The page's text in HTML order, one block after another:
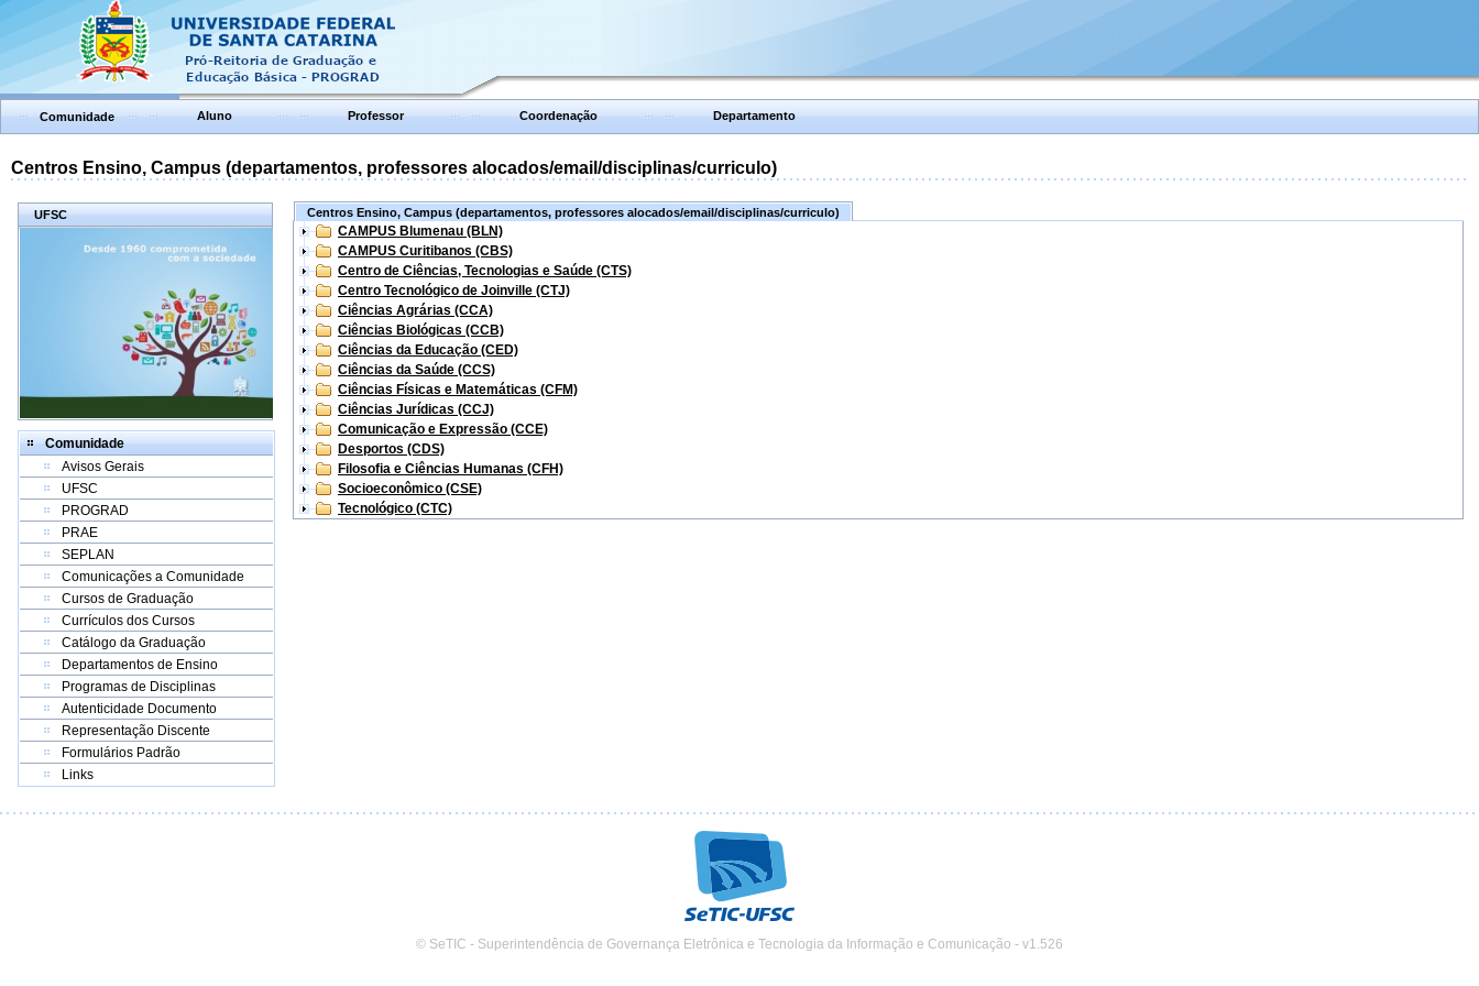
Comunidade Aluno Professor Coordenação Departamento
Centros Ensino, Campus (departamentos, professores alocados/email/disciplinas/curriculo)
UFSC
Comunidade
Avisos Gerais
UFSC
PROGRAD
PRAE
SEPLAN
Comunicações a Comunidade
Cursos de Graduação
Currículos dos Cursos
Catálogo da Graduação
Departamentos de Ensino
Programas de Disciplinas
Autenticidade Documento
Representação Discente
Formulários Padrão
Links
Centros Ensino, Campus (departamentos, professores alocados/email/disciplinas/curriculo)
CAMPUS Blumenau (BLN)
CAMPUS Curitibanos (CBS)
Centro de Ciências, Tecnologias e Saúde (CTS)
Centro Tecnológico de Joinville (CTJ)
Ciências Agrárias (CCA)
Ciências Biológicas (CCB)
Ciências da Educação (CED)
Ciências da Saúde (CCS)
Ciências Físicas e Matemáticas (CFM)
Ciências Jurídicas (CCJ)
Comunicação e Expressão (CCE)
Desportos (CDS)
Filosofia e Ciências Humanas (CFH)
Socioeconômico (CSE)
Tecnológico (CTC)
© SeTIC - Superintendência de Governança Eletrônica e Tecnologia da Informação e Comunicação - v1.526